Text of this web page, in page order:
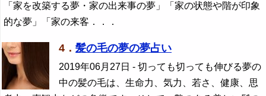
「家を改築する夢・家の出来事の夢」「家の状態や階が印象
的な夢」「家の来客．．．
4． 髪の毛の夢の夢占い
2019年06月27日 - 切っても切っても伸びる夢の
中の髪の毛は、生命力、気力、若さ、健康、思